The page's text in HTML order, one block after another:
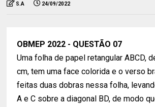
S.A 24/09/2022
OBMEP 2022 - QUESTÃO 07
Uma folha de papel retangular ABCD,
cm, tem uma face colorida e o verso
feitas duas dobras nessa folha,
A e C sobre a diagonal BD, de modo